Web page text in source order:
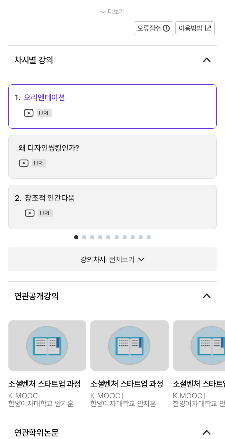
더보기
오류접수 이용방법
차시별 강의
1. 오리엔테이션
URL
왜 디자인씽킹인가?
URL
2. 창조적 인간다움
URL
강의차시 전체보기
연관공개강의
소셜벤처 스타트업 과정
K-MOOC
한양여자대학교 안지훈
소셜벤처 스타트업 과정
K-MOOC
한양여자대학교 안지훈
소셜벤처 스타
K-MOOC
한양여자대학교
연관학위논문